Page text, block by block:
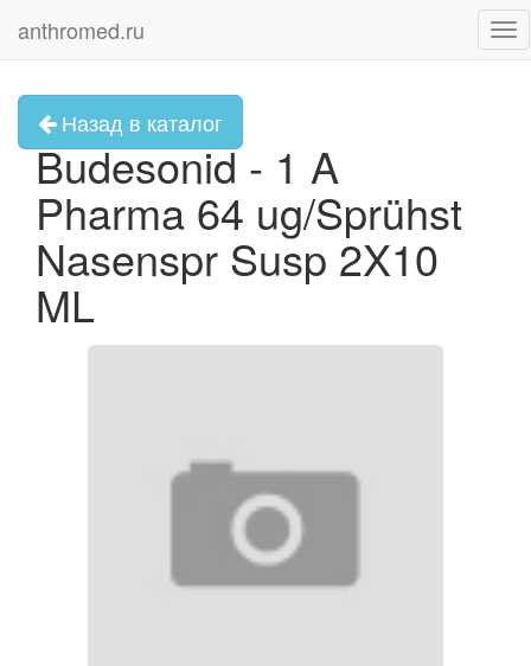
anthromed.ru
Назад в каталог
Budesonid - 1 A
Pharma 64 ug/Sprühst
Nasenspr Susp 2X10
ML